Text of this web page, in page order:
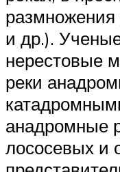
размножения
и др.).
нерестовые
реки
анадромные
лососевых и